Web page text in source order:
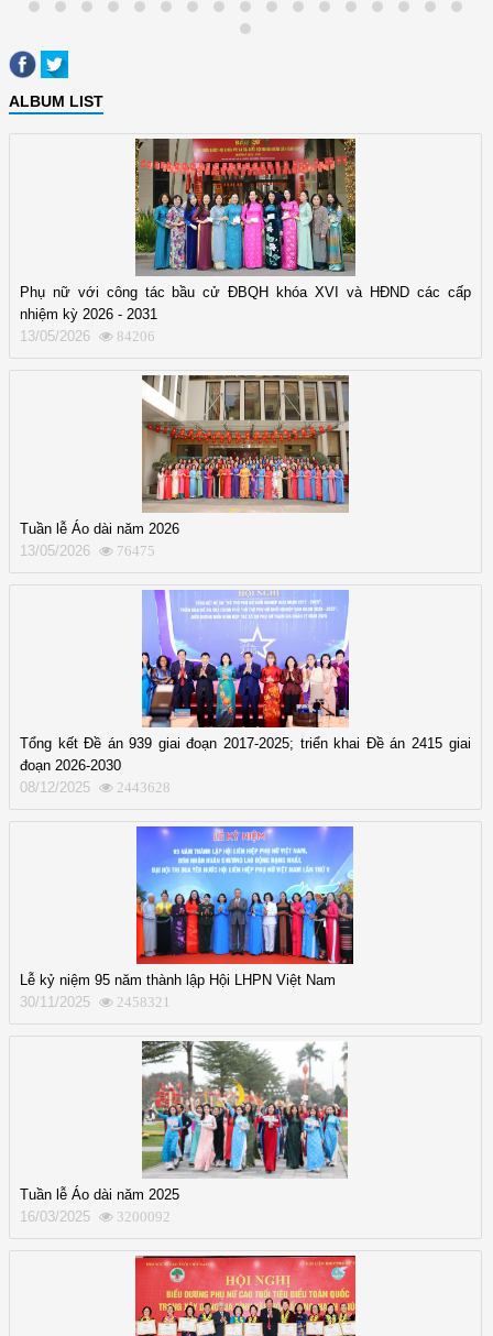
ALBUM LIST
Phụ nữ với công tác bầu cử ĐBQH khóa XVI và HĐND các cấp
nhiệm kỳ 2026 - 2031
13/05/2026
84206
Tuần lễ Áo dài năm 2026
13/05/2026
76475
Tổng kết Đề án 939 giai đoạn 2017-2025; triển khai Đề án 2415 giai
đoạn 2026-2030
08/12/2025
2443628
Lễ kỷ niệm 95 năm thành lập Hội LHPN Việt Nam
30/11/2025
2458321
Tuần lễ Áo dài năm 2025
16/03/2025
3200092